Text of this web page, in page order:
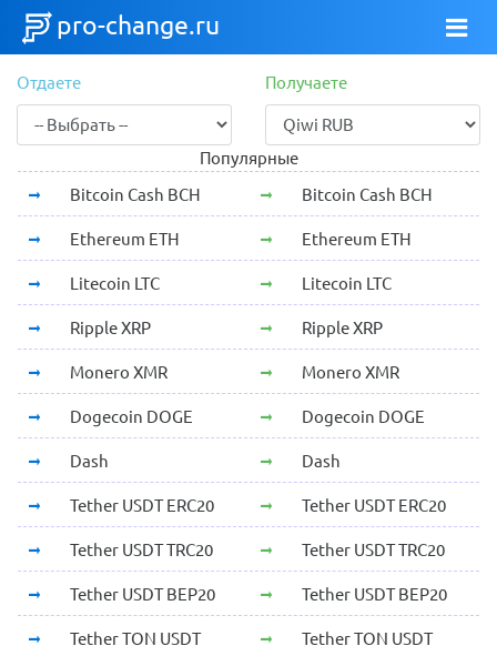
pro-change.ru
Отдаете Получаете
Популярные
Bitcoin Cash BCH
Bitcoin Cash BCH
Ethereum ETH Ethereum ETH
Litecoin LTC Litecoin LTC
Ripple XRP Ripple XRP
Monero XMR Monero XMR
Dogecoin DOGE Dogecoin DOGE
Dash Dash
Tether USDT ERC20 Tether USDT ERC20
Tether USDT TRC20 Tether USDT TRC20
Tether USDT BEP20 Tether USDT BEP20
Tether TON USDT Tether TON USDT